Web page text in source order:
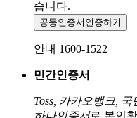
습니다.
공동인증서 인증하기
안내 1600-1522
민간인증서
Toss, 카카오뱅크,